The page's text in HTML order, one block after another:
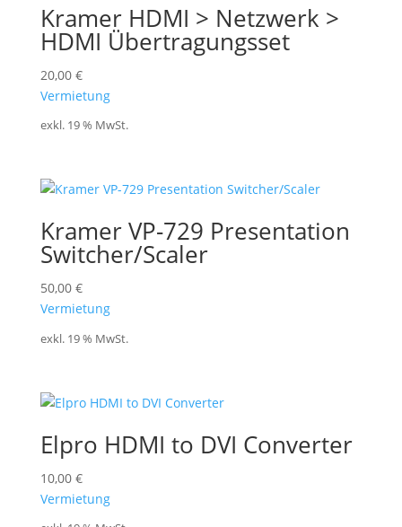
Kramer HDMI > Netzwerk >
HDMI Übertragungsset
20,00 €
Vermietung
exkl. 19 % MwSt.
Kramer VP-729 Presentation
Switcher/Scaler
50,00 €
Vermietung
exkl. 19 % MwSt.
Elpro HDMI to DVI Converter
10,00 €
Vermietung